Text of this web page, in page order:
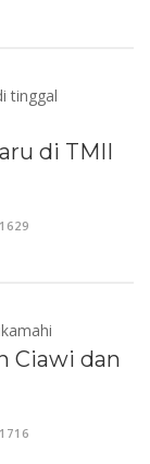
di TMII
1629
Ciawi dan
1716